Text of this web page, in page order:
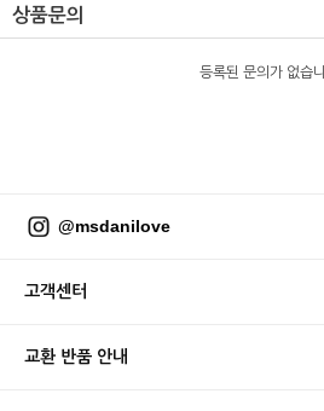
상품문의
등록된 문의가 없습
@msdanilove
고객센터
교환 반품 안내